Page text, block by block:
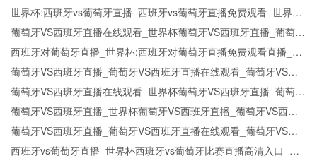
世界杯:西班牙vs葡萄牙直播_西班牙vs葡萄牙直播免费观看_世界杯
今日西班牙vs葡萄牙直播在线观看高清视频直播
葡萄牙VS西班牙直播在线观看_世界杯葡萄牙VS西班牙直播_葡萄牙
VS西班牙比赛观看直达入口
西班牙对葡萄牙直播_世界杯:西班牙对葡萄牙直播免费观看直播_世
界杯西班牙对葡萄牙直播在线观看高清无插件
葡萄牙VS西班牙直播_葡萄牙VS西班牙直播在线观看_葡萄牙VS西
班牙实时全场直播入口
葡萄牙VS西班牙直播在线观看_世界杯葡萄牙VS西班牙直播_葡萄牙
VS西班牙比赛观看直达入口
葡萄牙VS西班牙直播_世界杯葡萄牙VS西班牙直播_葡萄牙VS西班
牙在线高清直播
葡萄牙VS西班牙直播_葡萄牙VS西班牙直播在线观看_葡萄牙VS西
班牙实时全场直播入口
西班牙vs葡萄牙直播_世界杯西班牙vs葡萄牙比赛直播高清入口_西